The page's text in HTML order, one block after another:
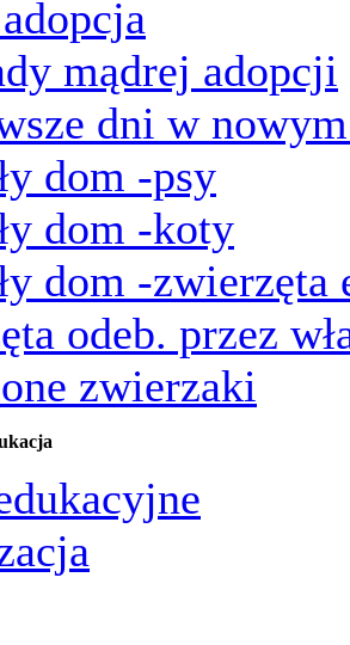
mądrej adopcji
dni w
dom -psy
dom -koty
dom -zwierzęta
odeb. przez
zwierzaki